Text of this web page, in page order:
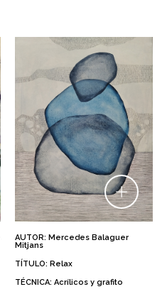
AUTOR: Mercedes Balaguer
Mitjans
TÍTULO: Relax
TÉCNICA: Acrílicos y grafito